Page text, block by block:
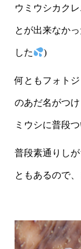
ウミウシカク
とが出来なか
した )
何ともフォト
のあだ名がつ
ミウシに普段
普段素通りし
ともあるので